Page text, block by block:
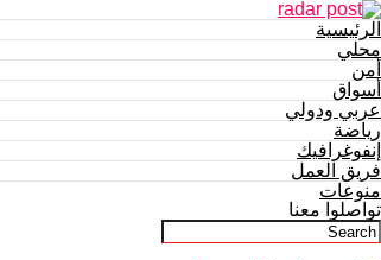
الرئيسية
محلي
أمن
أسواق
عربي ودولي
رياضة
إنفوغرافيك
فريق العمل
منوعات
تواصلوا معنا